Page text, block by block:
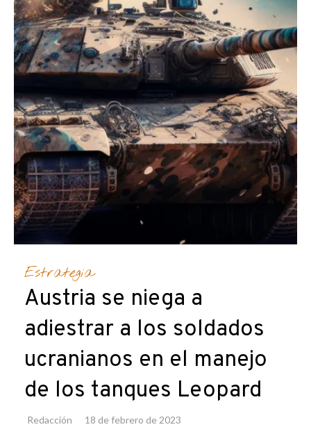
Estrategia
Austria se niega a
adiestrar a los soldados
ucranianos en el manejo
de los tanques Leopard
Redacción 18 de febrero de 2023